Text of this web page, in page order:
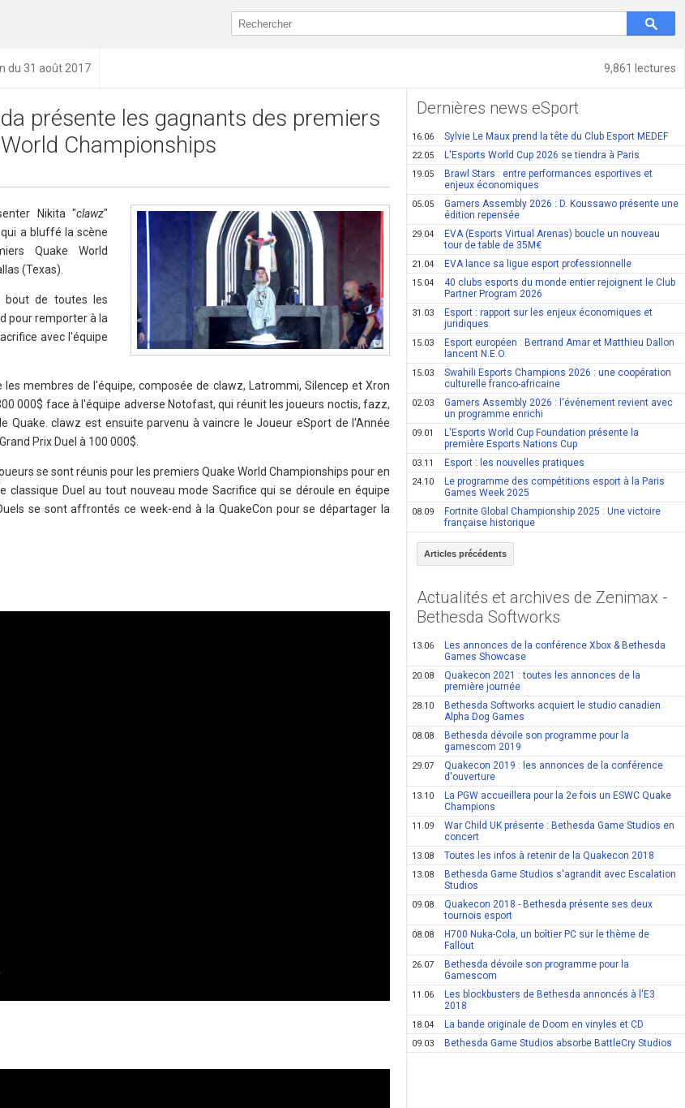
9,861 lectures
du 31 août 2017
présente les gagnants des premiers
Championships
Nikita "clawz"
a bluffé la scène
Quake World
(Texas).
bout de toutes les
pour remporter à la
avec l'équipe
membres de l'équipe, composée de clawz, Latrommi, Silencep et Xron
000$ face à l'équipe adverse Notofast, qui réunit les joueurs noctis, fazz,
Quake. clawz est ensuite parvenu à vaincre le Joueur eSport de l'Année
Prix Duel à 100 000$.
se sont réunis pour les premiers Quake World Championships pour en
classique Duel au tout nouveau mode Sacrifice qui se déroule en équipe
se sont affrontés ce week-end à la QuakeCon pour se départager la
Dernières news eSport
16.06 Sylvie Le Maux prend la tête du Club Esport MEDEF
22.05 L'Esports World Cup 2026 se tiendra à Paris
19.05
Brawl Stars : entre performances esportives et
enjeux économiques
05.05
Gamers Assembly 2026 : D. Koussawo présente une
édition repensée
29.04
EVA (Esports Virtual Arenas) boucle un nouveau
tour de table de 35M€
21.04 EVA lance sa ligue esport professionnelle
15.04
40 clubs esports du monde entier rejoignent le Club
Partner Program 2026
31.03
Esport : rapport sur les enjeux économiques et
juridiques
15.03
Esport européen : Bertrand Amar et Matthieu Dallon
lancent N.E.O.
15.03
Swahili Esports Champions 2026 : une coopération
culturelle franco-africaine
02.03
Gamers Assembly 2026 : l'événement revient avec
un programme enrichi
09.01
L'Esports World Cup Foundation présente la
première Esports Nations Cup
03.11 Esport : les nouvelles pratiques
24.10
Le programme des compétitions esport à la Paris
Games Week 2025
08.09
Fortnite Global Championship 2025 : Une victoire
française historique
Articles précédents
Actualités et archives de Zenimax -
Bethesda Softworks
13.06
Les annonces de la conférence Xbox & Bethesda
Games Showcase
20.08
Quakecon 2021 : toutes les annonces de la
première journée
28.10
Bethesda Softworks acquiert le studio canadien
Alpha Dog Games
08.08
Bethesda dévoile son programme pour la
gamescom 2019
29.07
Quakecon 2019 : les annonces de la conférence
d'ouverture
13.10
La PGW accueillera pour la 2e fois un ESWC Quake
Champions
11.09
War Child UK présente : Bethesda Game Studios en
concert
13.08 Toutes les infos à retenir de la Quakecon 2018
13.08
Bethesda Game Studios s'agrandit avec Escalation
Studios
09.08
Quakecon 2018 - Bethesda présente ses deux
tournois esport
08.08
H700 Nuka-Cola, un boîtier PC sur le thème de
Fallout
26.07
Bethesda dévoile son programme pour la
Gamescom
11.06
Les blockbusters de Bethesda annoncés à l'E3
2018
18.04 La bande originale de Doom en vinyles et CD
09.03 Bethesda Game Studios absorbe BattleCry Studios